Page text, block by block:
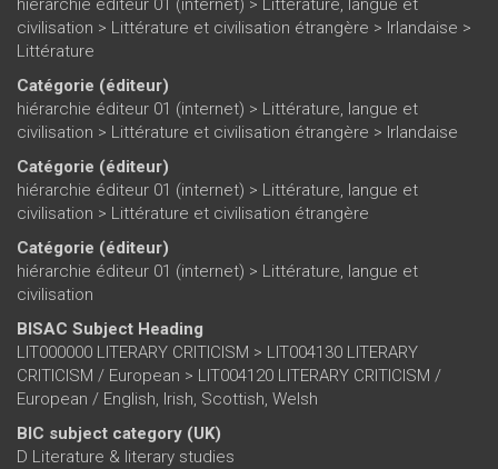
hiérarchie éditeur 01 (internet) > Littérature, langue et
civilisation > Littérature et civilisation étrangère > Irlandaise >
Littérature
Catégorie (éditeur)
hiérarchie éditeur 01 (internet) > Littérature, langue et
civilisation > Littérature et civilisation étrangère > Irlandaise
Catégorie (éditeur)
hiérarchie éditeur 01 (internet) > Littérature, langue et
civilisation > Littérature et civilisation étrangère
Catégorie (éditeur)
hiérarchie éditeur 01 (internet) > Littérature, langue et
civilisation
BISAC Subject Heading
LIT000000 LITERARY CRITICISM > LIT004130 LITERARY
CRITICISM / European > LIT004120 LITERARY CRITICISM /
European / English, Irish, Scottish, Welsh
BIC subject category (UK)
D Literature & literary studies